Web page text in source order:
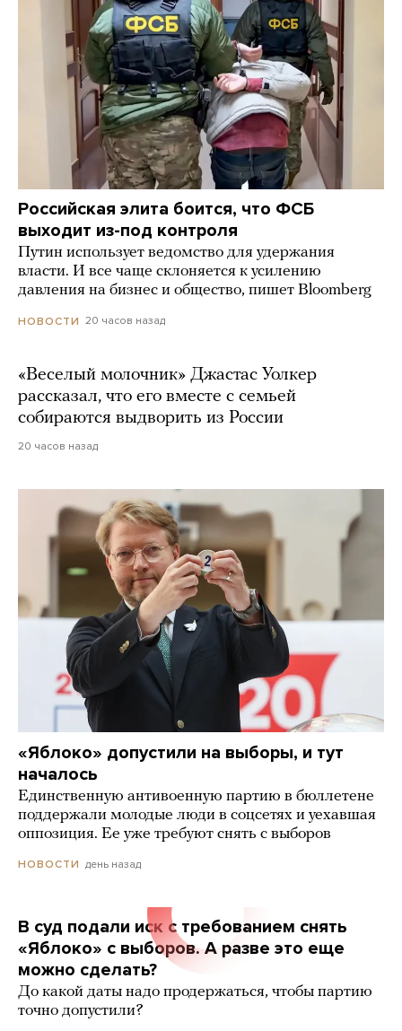
Российская элита боится, что ФСБ
выходит из-под контроля
Путин использует ведомство для удержания
власти. И все чаще склоняется к усилению
давления на бизнес и общество, пишет Bloomberg
НОВОСТИ 20 часов назад
«Веселый молочник» Джастас Уолкер
рассказал, что его вместе с семьей
собираются выдворить из России
20 часов назад
«Яблоко» допустили на выборы, и тут
началось
Единственную антивоенную партию в бюллетене
поддержали молодые люди в соцсетях и уехавшая
оппозиция. Ее уже требуют снять с выборов
НОВОСТИ день назад
В суд подали иск с требованием снять
«Яблоко» с выборов. А разве это еще
можно сделать?
До какой даты надо продержаться, чтобы партию
точно допустили?